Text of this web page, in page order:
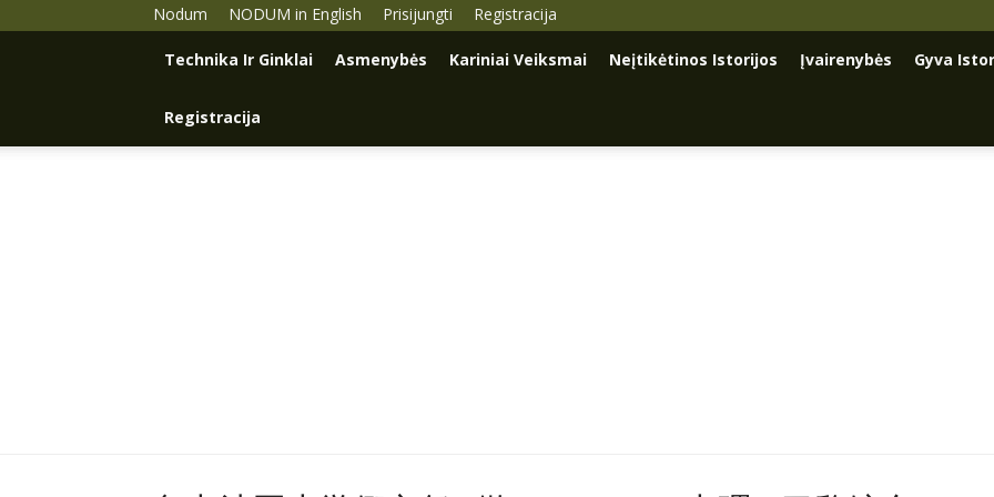
Nodum NODUM in English Prisijungti Registracija
Technika Ir Ginklai Asmenybės Kariniai Veiksmai Neįtikėtinos Istorijos Įvairenybės Gyva
Registracija